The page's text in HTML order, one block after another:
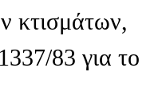
κτισμάτων,
83 για το